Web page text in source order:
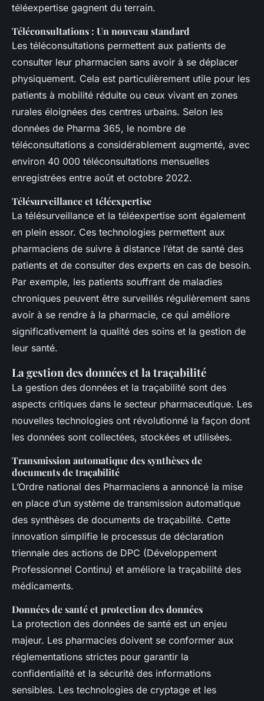
téléexpertise gagnent du terrain.
Téléconsultations : Un nouveau standard
Les téléconsultations permettent aux patients de
consulter leur pharmacien sans avoir à se déplacer
physiquement. Cela est particulièrement utile pour les
patients à mobilité réduite ou ceux vivant en zones
rurales éloignées des centres urbains. Selon les
données de Pharma 365, le nombre de
téléconsultations a considérablement augmenté, avec
environ 40 000 téléconsultations mensuelles
enregistrées entre août et octobre 2022.
Télésurveillance et téléexpertise
La télésurveillance et la téléexpertise sont également
en plein essor. Ces technologies permettent aux
pharmaciens de suivre à distance l’état de santé des
patients et de consulter des experts en cas de besoin.
Par exemple, les patients souffrant de maladies
chroniques peuvent être surveillés régulièrement sans
avoir à se rendre à la pharmacie, ce qui améliore
significativement la qualité des soins et la gestion de
leur santé.
La gestion des données et la traçabilité
La gestion des données et la traçabilité sont des
aspects critiques dans le secteur pharmaceutique. Les
nouvelles technologies ont révolutionné la façon dont
les données sont collectées, stockées et utilisées.
Transmission automatique des synthèses de
documents de traçabilité
L’Ordre national des Pharmaciens a annoncé la mise
en place d’un système de transmission automatique
des synthèses de documents de traçabilité. Cette
innovation simplifie le processus de déclaration
triennale des actions de DPC (Développement
Professionnel Continu) et améliore la traçabilité des
médicaments.
Données de santé et protection des données
La protection des données de santé est un enjeu
majeur. Les pharmacies doivent se conformer aux
réglementations strictes pour garantir la
confidentialité et la sécurité des informations
sensibles. Les technologies de cryptage et les